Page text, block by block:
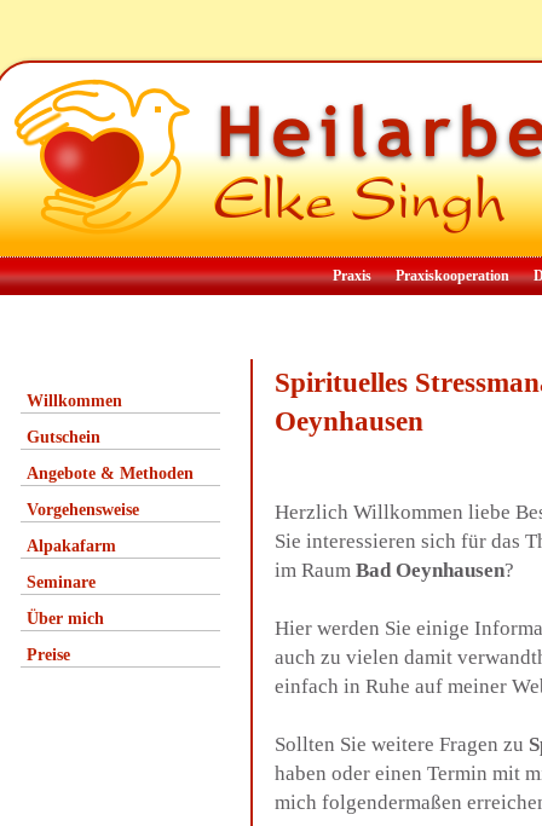
Praxis Praxiskooperation
Willkommen
Gutschein
Angebote & Methoden
Vorgehensweise
Alpakafarm
Seminare
Über mich
Preise
Spirituelles
Oeynhausen
Herzlich Willkommen liebe
Sie interessieren sich für das
im Raum Bad Oeynhausen?
Hier werden Sie einige
auch zu vielen damit
einfach in Ruhe auf meiner
Sollten Sie weitere Fragen zu
haben oder einen Termin mit
mich folgendermaßen